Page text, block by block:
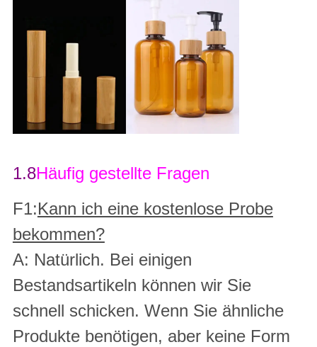
1.8Häufig gestellte Fragen
F1:Kann ich eine kostenlose Probe
bekommen?
A: Natürlich. Bei einigen
Bestandsartikeln können wir Sie
schnell schicken. Wenn Sie ähnliche
Produkte benötigen, aber keine Form